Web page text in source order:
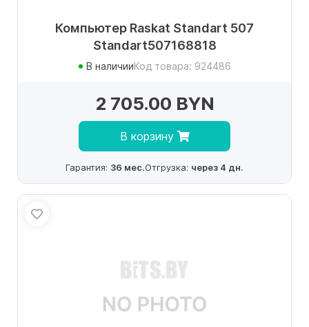
Компьютер Raskat Standart 507
Standart507168818
В наличииКод товара: 924486
2 705.00 BYN
В корзину
Гарантия: 36 мес.Отгрузка: через 4 дн.